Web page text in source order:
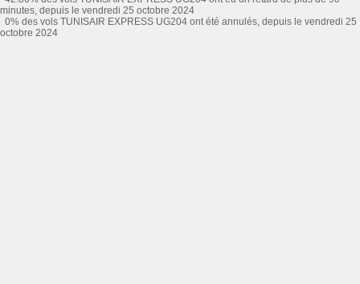
minutes, depuis le vendredi 25 octobre 2024
0% des vols TUNISAIR EXPRESS UG204 ont été annulés, depuis le vendredi 25
octobre 2024